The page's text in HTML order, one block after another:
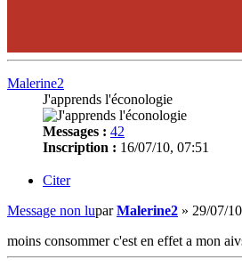
Malerine2
J'apprends l'éconologie
Messages : 42
Inscription : 16/07/10, 07:51
Citer
Message non luparMalerine2 » 29/07/
moins consommer c'est en effet a mon